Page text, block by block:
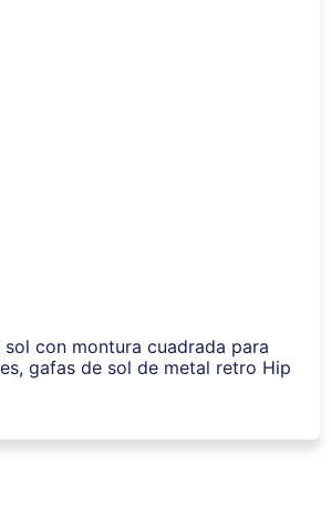
sol con montura cuadrada para
gafas de sol de metal retro Hip